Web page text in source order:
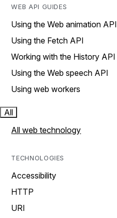
WEB API GUIDES
Using the Web animation API
Using the Fetch API
Working with the History API
Using the Web speech API
Using web workers
All
All web technology
TECHNOLOGIES
Accessibility
HTTP
URI